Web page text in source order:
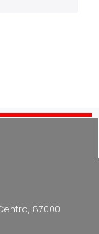
87000